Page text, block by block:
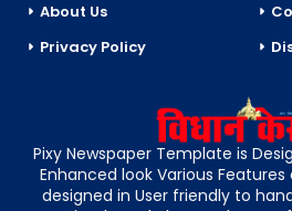
About Us
Privacy Policy
Pixy Newspaper Template is
Enhanced look Various
designed in User friendly to